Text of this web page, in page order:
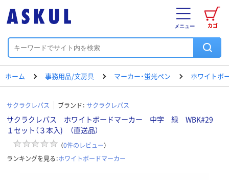
カゴ
メニュー
ホーム 事務用品/文房具 マーカー・蛍光ペン ホワイトボ
サクラクレパス ブランド： サクラクレパス
サクラクレパス ホワイトボードマーカー 中字 緑 WBK#29
１セット（３本入) （直送品）
（0件のレビュー）
ランキングを見る：ホワイトボードマーカー